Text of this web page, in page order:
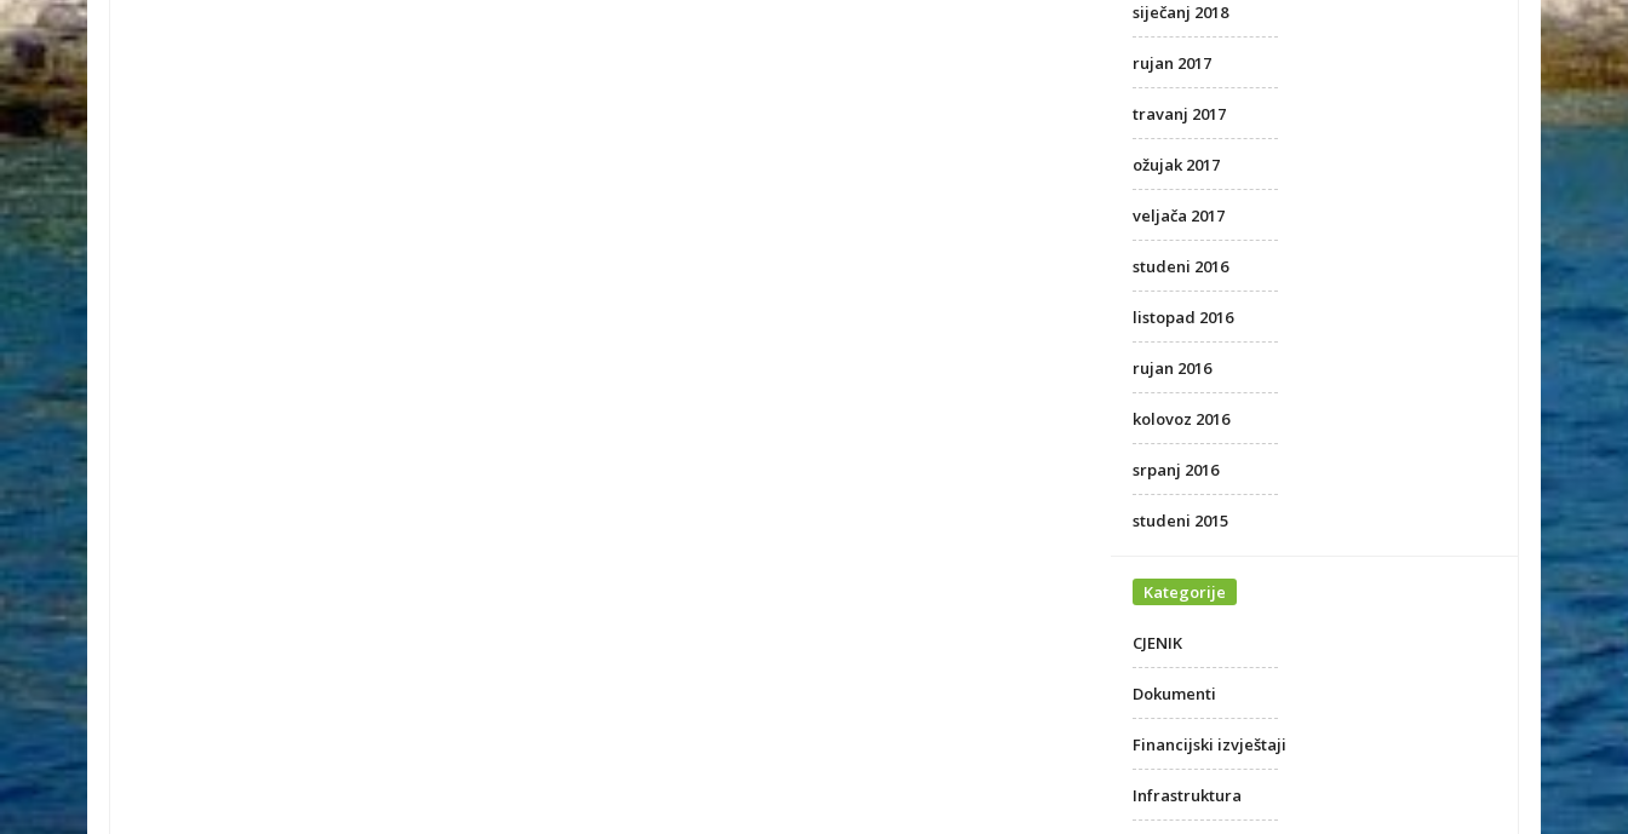
siječanj 2018
rujan 2017
travanj 2017
ožujak 2017
veljača 2017
studeni 2016
listopad 2016
rujan 2016
kolovoz 2016
srpanj 2016
studeni 2015
Kategorije
CJENIK
Dokumenti
Financijski izvještaji
Infrastruktura